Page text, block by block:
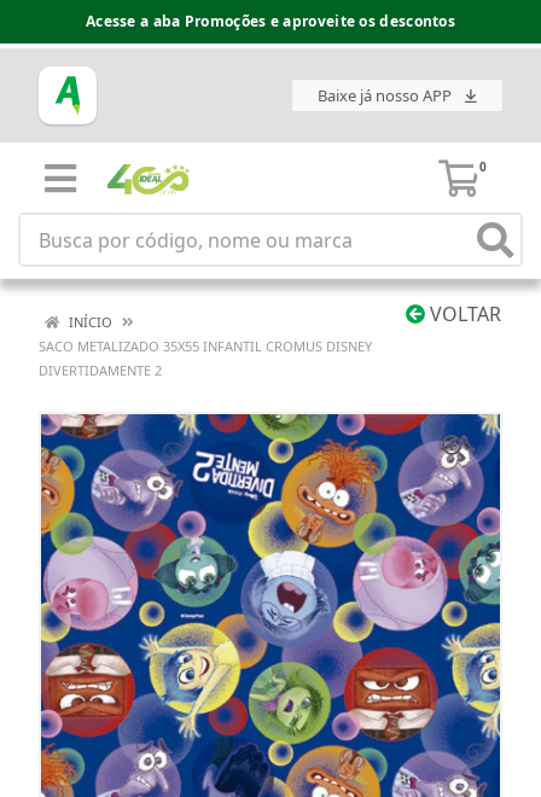
Acesse a aba Promoções e aproveite os descontos
Baixe já nosso APP
0
VOLTAR
INÍCIO
SACO METALIZADO 35X55 INFANTIL CROMUS DISNEY
DIVERTIDAMENTE 2